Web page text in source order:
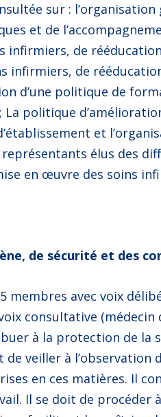
sur :
et de
infirmiers, de
infirmiers, de
d’une politique de
La politique
et
élus des
en œuvre des soins
de sécurité et des
membres avec voix
consultative
à la protection de la
de veiller à
en ces matières. Il
Il se doit de procéder